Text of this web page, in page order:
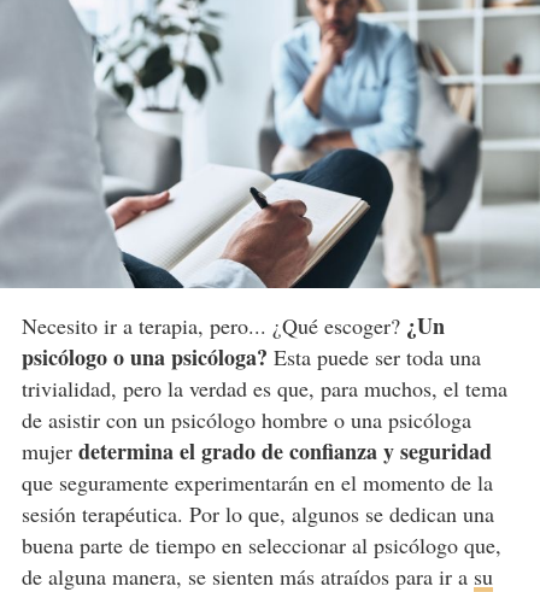
Necesito ir a terapia, pero... ¿Qué escoger? ¿Un
psicólogo o una psicóloga? Esta puede ser toda una
trivialidad, pero la verdad es que, para muchos, el tema
de asistir con un psicólogo hombre o una psicóloga
mujer determina el grado de confianza y seguridad
que seguramente experimentarán en el momento de la
sesión terapéutica. Por lo que, algunos se dedican una
buena parte de tiempo en seleccionar al psicólogo que,
de alguna manera, se sienten más atraídos para ir a su